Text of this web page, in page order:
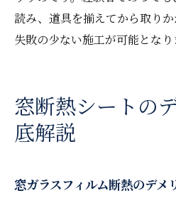
読み、道具を揃えてから取り
失敗の少ない施工が可能となり
窓断熱シートの
底解説
窓ガラスフィルム断熱のデメ